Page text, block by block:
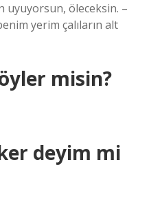
uyuyorsun, öleceksin. –
yerim çalıların alt
misin?
deyim mi